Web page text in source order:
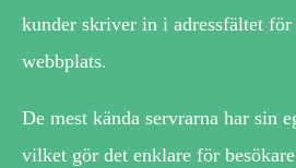
kunder skriver in i adressfältet
webbplats.
De mest kända servrarna har sin
vilket gör det enklare för